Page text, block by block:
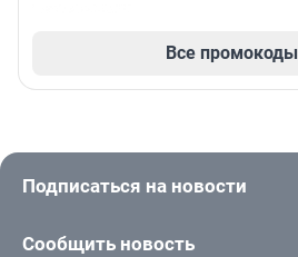
Все промокоды
Подписаться на новости
Сообщить новость